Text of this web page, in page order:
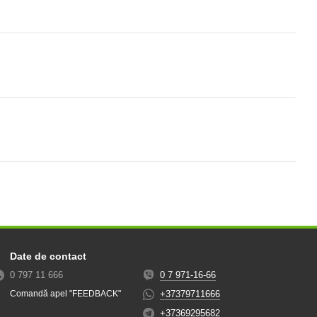
Date de contact
0 797 11 666
Comandă apel "FEEDBACK"
0 7 971-16-66
+37379711666
+37369295682